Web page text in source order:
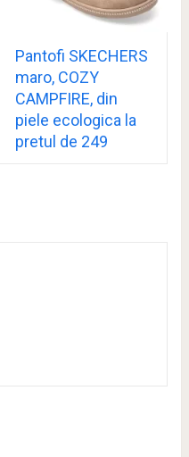
Pantofi SKECHERS
maro, COZY
CAMPFIRE, din
piele ecologica la
pretul de 249